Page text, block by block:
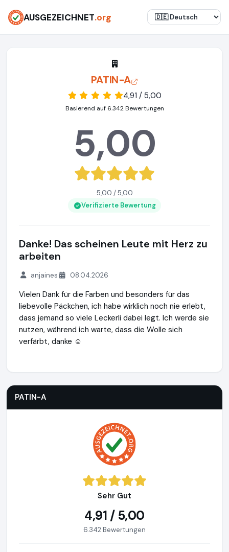
AUSGEZEICHNET.org
PATIN-A
4,91 / 5,00
Basierend auf 6.342 Bewertungen
5,00
5,00 / 5,00
Verifizierte Bewertung
Danke! Das scheinen Leute mit Herz zu
arbeiten
anjaines 08.04.2026
Vielen Dank für die Farben und besonders für das
liebevolle Päckchen, ich habe wirklich noch nie erlebt,
dass jemand so viele Leckerli dabei legt. Ich werde sie
nutzen, während ich warte, dass die Wolle sich
verfärbt, danke ☺️
PATIN-A
Sehr Gut
4,91 / 5,00
6.342 Bewertungen